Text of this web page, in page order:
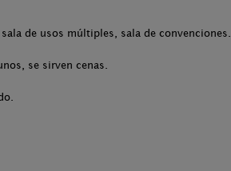
de usos múltiples, sala de convenciones.
se sirven cenas.